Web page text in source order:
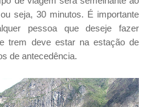
seja, 30 minutos. É importante
pessoa que deseje fazer
trem deve estar na estação de
de antecedência.